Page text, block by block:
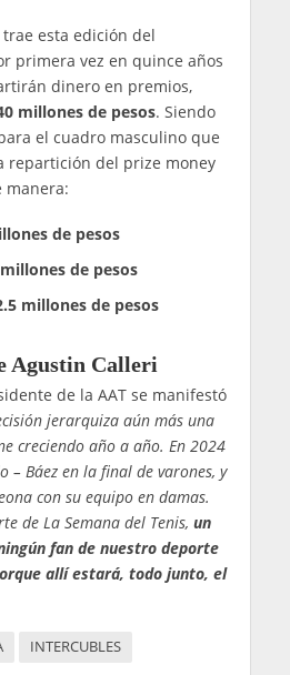
esta edición del
primera vez en quince años
dinero en premios,
millones de pesos. Siendo
el cuadro masculino que
repartición del prize money
manera:
de pesos
de pesos
millones de pesos
Agustin Calleri
de la AAT se manifestó
jerarquiza aún más una
creciendo año a año. En 2024
– Báez en la final de varones, y
con su equipo en damas.
de La Semana del Tenis, un
fan de nuestro deporte
allí estará, todo junto, el
INTERCUBLES